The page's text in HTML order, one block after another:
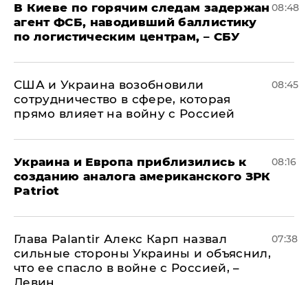
В Киеве по горячим следам задержан
агент ФСБ, наводивший баллистику
по логистическим центрам, – СБУ
08:48
США и Украина возобновили
сотрудничество в сфере, которая
прямо влияет на войну с Россией
08:45
Украина и Европа приблизились к
созданию аналога американского ЗРК
Patriot
08:16
Глава Palantir Алекс Карп назвал
сильные стороны Украины и объяснил,
что ее спасло в войне с Россией, –
Левин
07:38